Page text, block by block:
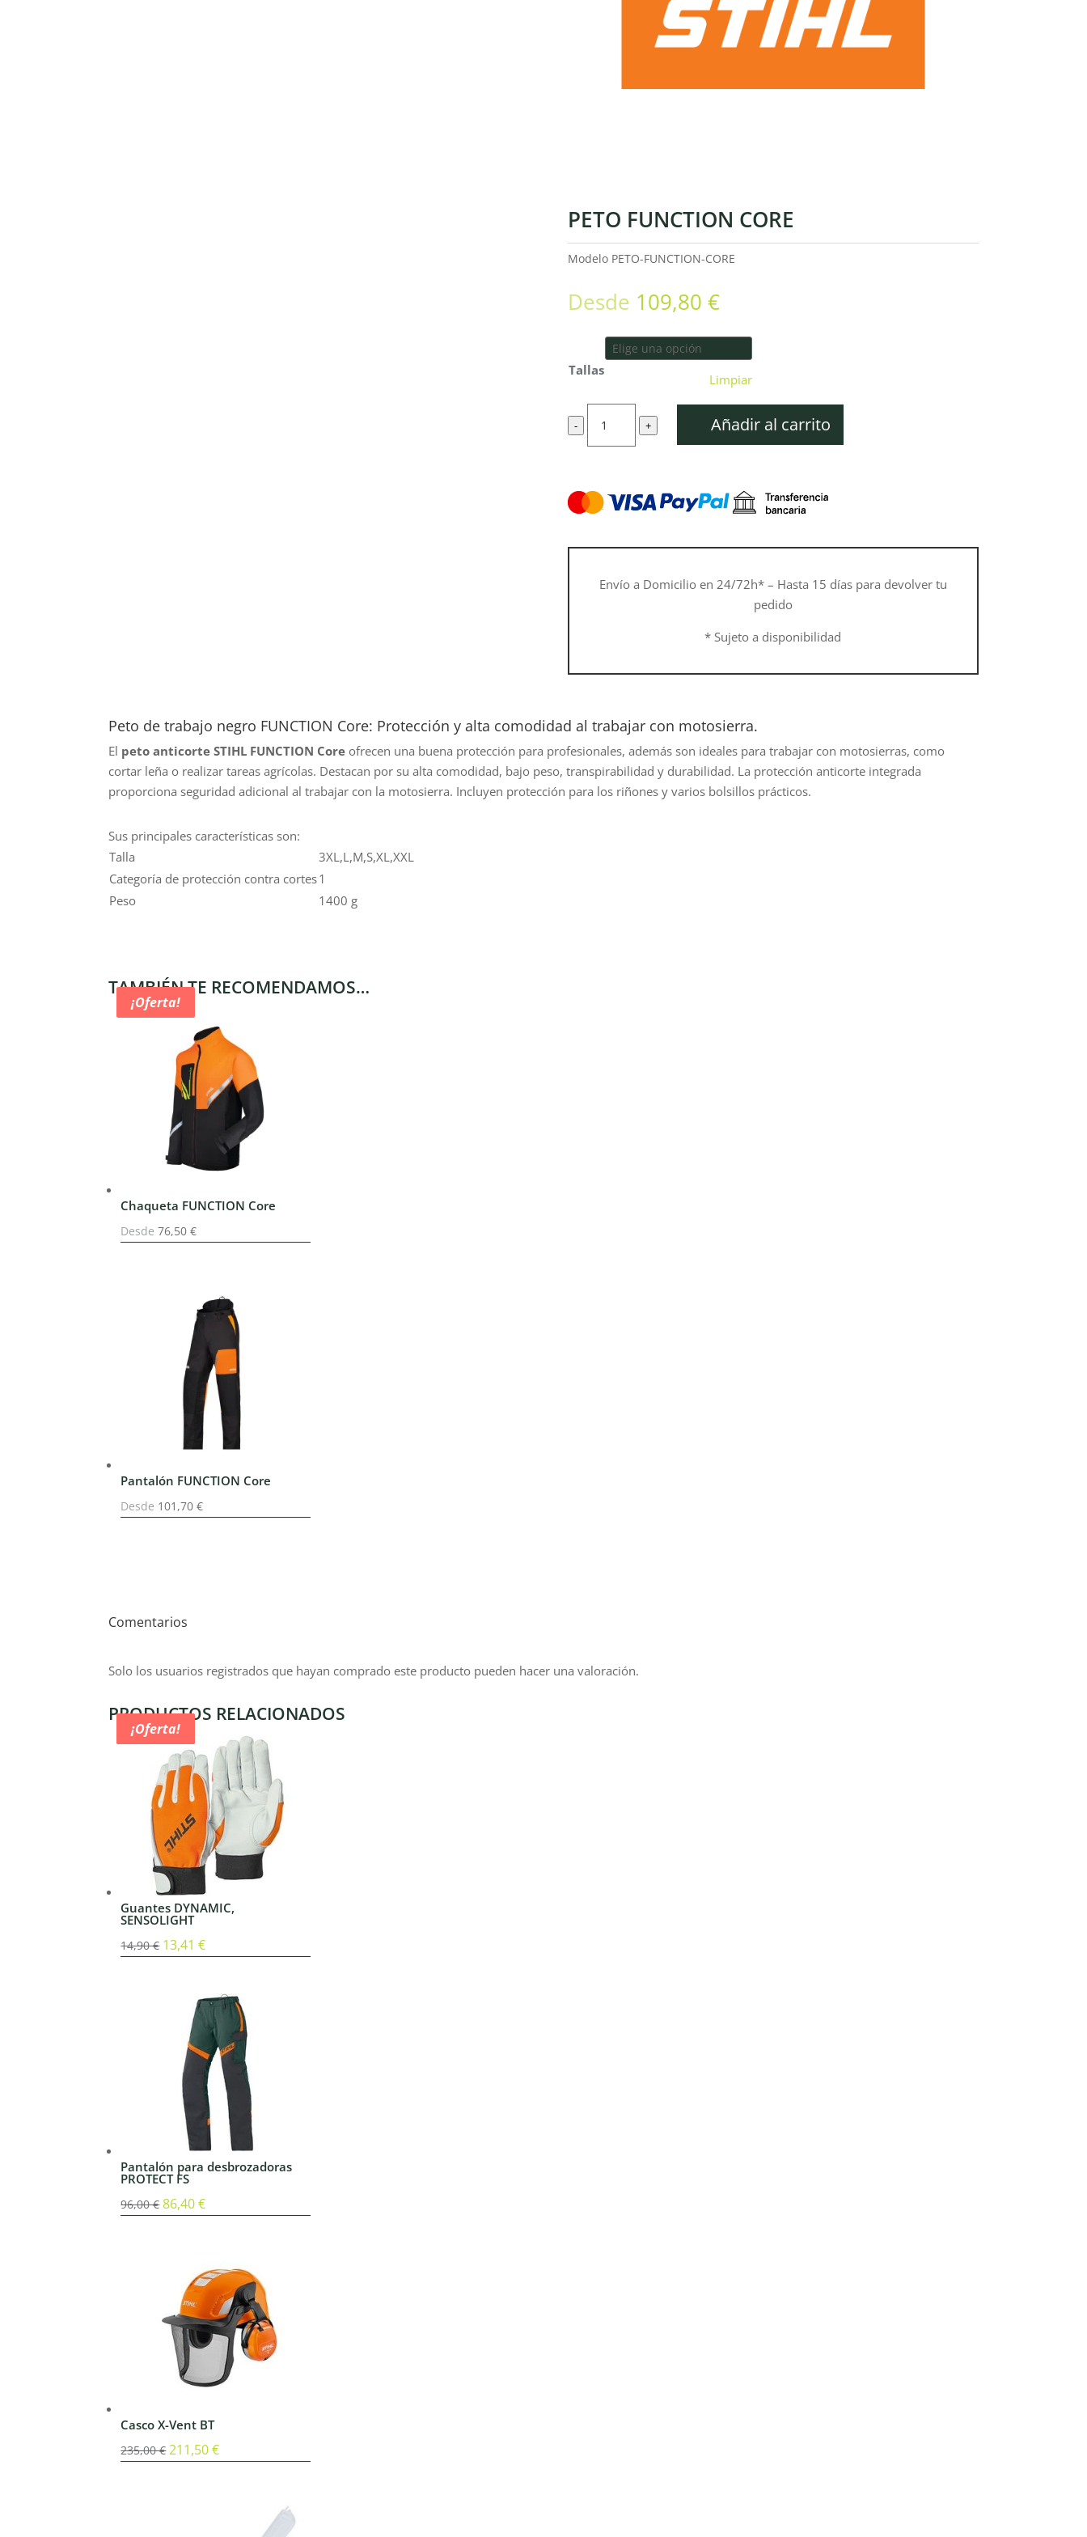
PETO FUNCTION CORE
Modelo PETO-FUNCTION-CORE
Desde 109,80 €
Tallas
Limpiar
-
FUNCTION+ Añadir al carrito
Envío a Domicilio en 24/72h* – Hasta 15 días para devolver tu
pedido
* Sujeto a disponibilidad
Peto de trabajo negro FUNCTION Core: Protección y alta comodidad al trabajar con motosierra.
El peto anticorte STIHL FUNCTION Core ofrecen una buena protección para profesionales, además son ideales para trabajar con motosierras, como
cortar leña o realizar tareas agrícolas. Destacan por su alta comodidad, bajo peso, transpirabilidad y durabilidad. La protección anticorte integrada
proporciona seguridad adicional al trabajar con la motosierra. Incluyen protección para los riñones y varios bolsillos prácticos.
Sus principales características son:
Talla
3XL,L,M,S,XL,XXL
Categoría de protección contra cortes1
Peso
1400 g
TAMBIÉN TE RECOMENDAMOS…
¡Oferta!
Chaqueta FUNCTION Core
Desde 76,50€
¡Oferta!
Pantalón FUNCTION Core
Desde 101,70€
Comentarios
Solo los usuarios registrados que hayan comprado este producto pueden hacer una valoración.
PRODUCTOS RELACIONADOS
¡Oferta!
Guantes DYNAMIC,
SENSOLIGHT
14,90€ El
14,90 €.
13,41€El
es:
13,41 €.
¡Oferta!
Pantalón para desbrozadoras
PROTECT FS
96,00€El
96,00 €.
86,40€El
es:
86,40 €.
¡Oferta!
Casco X-Vent BT
235,00€ El
211,50€El
211,50 €.
¡Oferta!